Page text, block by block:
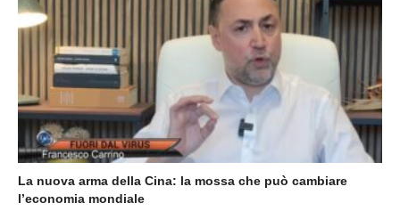
La nuova arma della Cina: la mossa che può cambiare
l’economia mondiale